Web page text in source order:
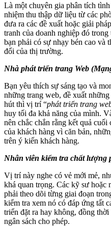
Là một chuyên gia phân tích
nhiệm thu thập dữ liệu từ các
đưa ra các đề xuất hoặc giải
tranh của doanh nghiệp đó
bạn phải có sự nhạy bén cao và
đổi của thị trường.
Nhà phát triển trang Web
Bạn yêu thích sự sáng tạo và
những trang web, đề xuất
hút thì vị trí “phát triển trang
huy tối đa khả năng của mình.
nên chắc chắn rằng kết quả
của khách hàng vì căn bản,
trên ý kiến khách hàng.
Nhân viên kiểm tra chất lượng
Vị trí này nghe có vẻ mới mẻ,
khá quan trọng. Các kỹ sư hoặc
phải theo dõi từng giai đoạn
kiểm tra xem nó có đáp ứng tất
triển đặt ra hay không, đồng
ngân sách cho phép.